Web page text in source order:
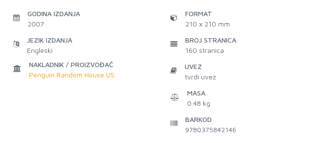
GODINA IZDANJA
2007
JEZIK IZDANJA
Engleski
NAKLADNIK / PROIZVOĐAČ
Penguin Random House US
FORMAT
210 x 210 mm
BROJ STRANICA
160 stranica
UVEZ
tvrdi uvez
MASA
0.48 kg
BARKOD
9780375842146